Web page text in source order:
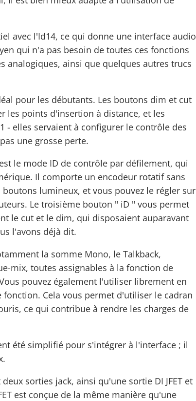
avec l'Id14, ce qui donne une interface audio
qui n'a pas besoin de toutes ces fonctions
analogiques, ainsi que quelques autres trucs
pour les débutants. Les boutons dim et cut
les points d'insertion à distance, et les
- elles servaient à configurer le contrôle des
une grosse perte.
le mode ID de contrôle par défilement, qui
Il comporte un encodeur rotatif sans
lumineux, et vous pouvez le régler sur
Le troisième bouton " iD " vous permet
le cut et le dim, qui disposaient auparavant
l'avons déjà dit.
la somme Mono, le Talkback,
mix, toutes assignables à la fonction de
pouvez également l'utiliser librement en
Cela vous permet d'utiliser le cadran
ce qui contribue à rendre les charges de
été simplifié pour s'intégrer à l'interface ; il
sorties jack, ainsi qu'une sortie DI JFET et
est conçue de la même manière qu'une